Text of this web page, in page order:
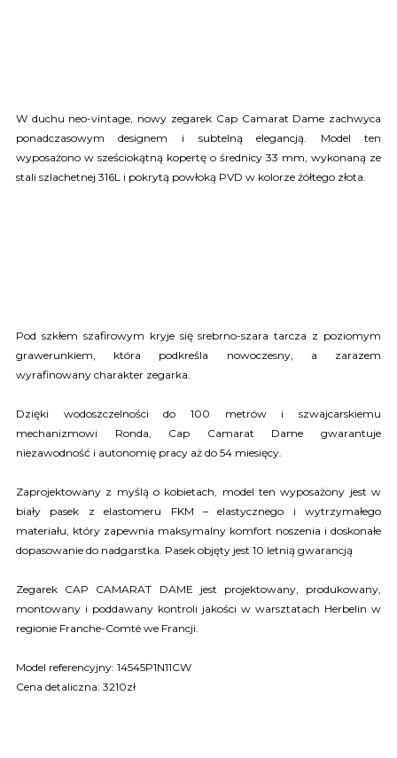
W duchu neo-vintage, nowy zegarek Cap Camarat Dame zachwyca
ponadczasowym designem i subtelną elegancją. Model ten
wyposażono w sześciokątną kopertę o średnicy 33 mm, wykonaną ze
stali szlachetnej 316L i pokrytą powłoką PVD w kolorze żółtego złota.
Pod szkłem szafirowym kryje się srebrno-szara tarcza z poziomym
grawerunkiem, która podkreśla nowoczesny, a zarazem
wyrafinowany charakter zegarka.
Dzięki wodoszczelności do 100 metrów i szwajcarskiemu
mechanizmowi Ronda, Cap Camarat Dame gwarantuje
niezawodność i autonomię pracy aż do 54 miesięcy.
Zaprojektowany z myślą o kobietach, model ten wyposażony jest w
biały pasek z elastomeru FKM – elastycznego i wytrzymałego
materiału, który zapewnia maksymalny komfort noszenia i doskonałe
dopasowanie do nadgarstka. Pasek objęty jest 10 letnią gwarancją
Zegarek CAP CAMARAT DAME jest projektowany, produkowany,
montowany i poddawany kontroli jakości w warsztatach Herbelin w
regionie Franche-Comté we Francji.
Model referencyjny: 14545P1N11CW
Cena detaliczna: 3210zł